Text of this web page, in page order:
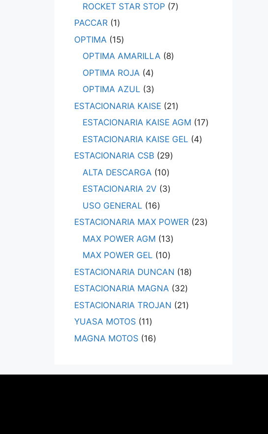
ROCKET STAR STOP 7
PACCAR 1
OPTIMA
15
OPTIMA AMARILLA
8
OPTIMA ROJA
4
OPTIMA AZUL
3
ESTACIONARIA KAISE
21
ESTACIONARIA KAISE AGM
17
ESTACIONARIA KAISE GEL
4
ESTACIONARIA CSB
29
ALTA DESCARGA
10
ESTACIONARIA 2V
3
USO GENERAL
16
ESTACIONARIA MAX POWER 23
MAX POWER AGM
13
MAX POWER GEL
10
ESTACIONARIA DUNCAN
18
ESTACIONARIA MAGNA
32
ESTACIONARIA TROJAN
21
YUASA MOTOS
11
MAGNA MOTOS
16